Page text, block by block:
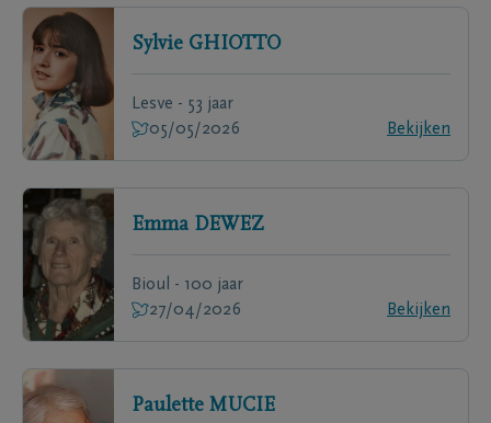
Sylvie GHIOTTO
Lesve - 53 jaar
05/05/2026
Bekijken
Emma DEWEZ
Bioul - 100 jaar
27/04/2026
Bekijken
Paulette MUCIE